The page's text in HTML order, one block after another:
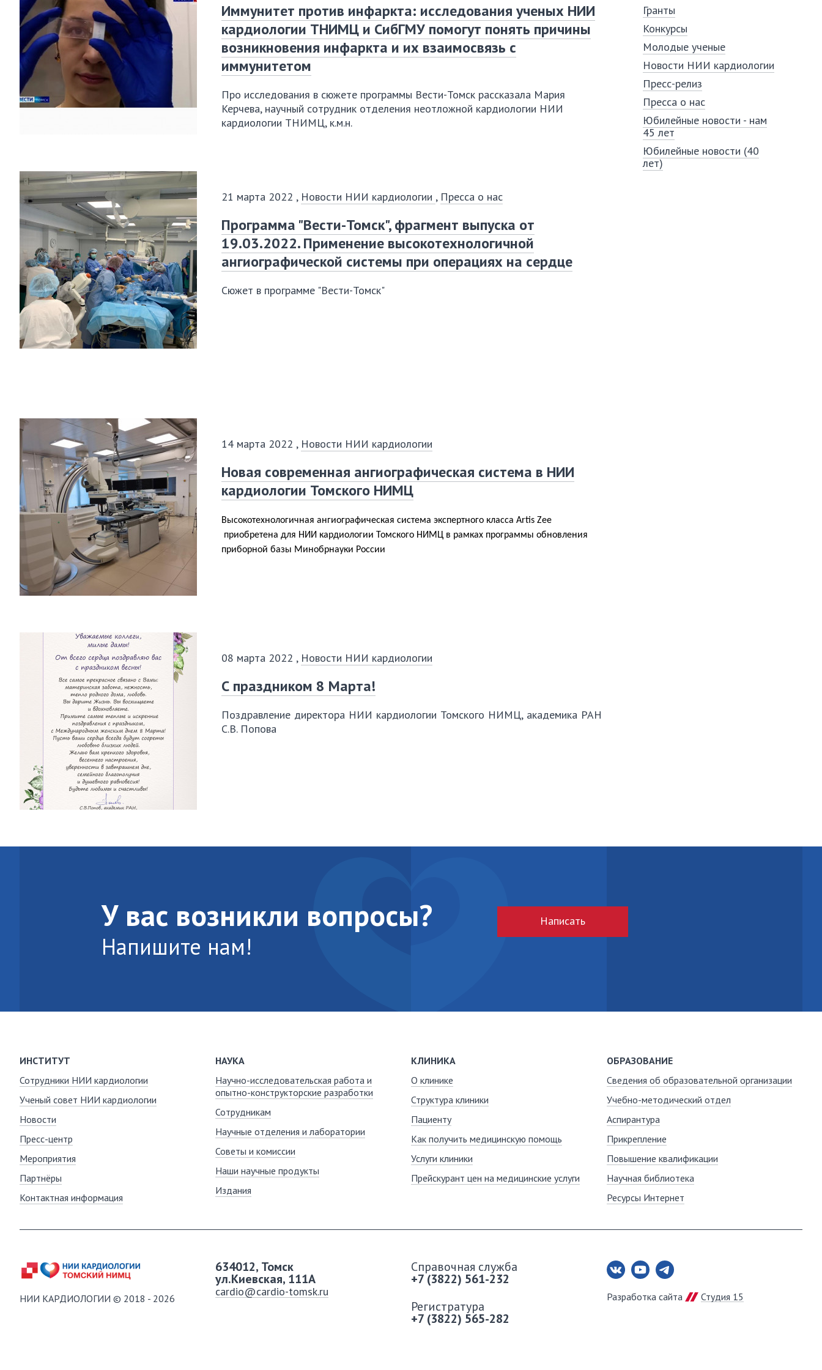
Иммунитет против инфаркта: исследования ученых НИИ
кардиологии ТНИМЦ и СибГМУ помогут понять причины
возникновения инфаркта и их взаимосвязь с
иммунитетом
Про исследования в сюжете программы Вести-Томск рассказала Мария
Керчева, научный сотрудник отделения неотложной кардиологии НИИ
кардиологии ТНИМЦ, к.м.н.
21 марта 2022 , Новости НИИ кардиологии , Пресса о нас
Программа "Вести-Томск", фрагмент выпуска от
19.03.2022. Применение высокотехнологичной
ангиографической системы при операциях на сердце
Сюжет в программе "Вести-Томск"
14 марта 2022 , Новости НИИ кардиологии
Новая современная ангиографическая система в НИИ
кардиологии Томского НИМЦ
Высокотехнологичная ангиографическая система экспертного класса Artis Zee
приобретена для НИИ кардиологии Томского НИМЦ в рамках программы обновления
приборной базы Минобрнауки России
08 марта 2022 , Новости НИИ кардиологии
С праздником 8 Марта!
Поздравление директора НИИ кардиологии Томского НИМЦ, академика РАН
С.В. Попова
Гранты
Конкурсы
Молодые ученые
Новости НИИ кардиологии
Пресс-релиз
Пресса о нас
Юбилейные новости - нам
45 лет
Юбилейные новости (40
лет)
У вас возникли вопросы?
Напишите нам!
Написать
ИНСТИТУТ
Сотрудники НИИ кардиологии
Ученый совет НИИ кардиологии
Новости
Пресс-центр
Мероприятия
Партнёры
Контактная информация
НАУКА
Научно-исследовательская работа и
опытно-конструкторские разработки
Сотрудникам
Научные отделения и лаборатории
Советы и комиссии
Наши научные продукты
Издания
КЛИНИКА
О клинике
Структура клиники
Пациенту
Как получить медицинскую помощь
Услуги клиники
Прейскурант цен на медицинские услуги
ОБРАЗОВАНИЕ
Сведения об образовательной организации
Учебно-методический отдел
Аспирантура
Прикрепление
Повышение квалификации
Научная библиотека
Ресурсы Интернет
НИИ КАРДИОЛОГИИ © 2018 - 2026
634012, Томск
ул.Киевская, 111A
cardio@cardio-tomsk.ru
Справочная служба
+7 (3822) 561-232
Регистратура
+7 (3822) 565-282
Разработка сайта Студия 15